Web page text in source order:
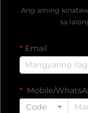
Ang aming
sa
Email
Mobile/
Code